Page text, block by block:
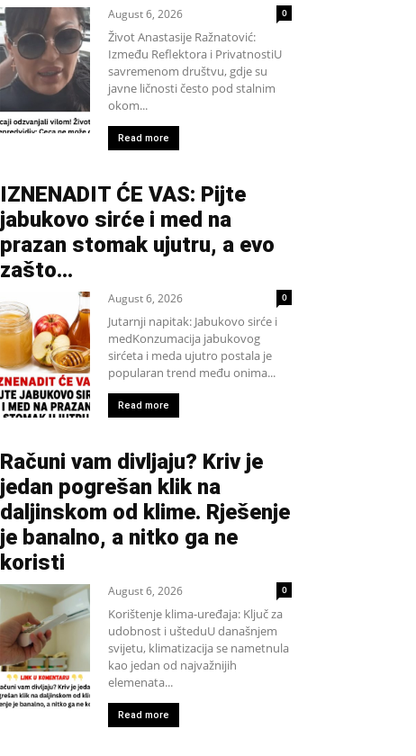
August 6, 2026 0
Život Anastasije Ražnatović:
Između Reflektora i PrivatnostiU
savremenom društvu, gdje su
javne ličnosti često pod stalnim
okom...
Read more
IZNENADIT ĆE VAS: Pijte
jabukovo sirće i med na
prazan stomak ujutru, a evo
zašto…
August 6, 2026 0
Jutarnji napitak: Jabukovo sirće i
medKonzumacija jabukovog
sirćeta i meda ujutro postala je
popularan trend među onima...
Read more
Računi vam divljaju? Kriv je
jedan pogrešan klik na
daljinskom od klime. Rješenje
je banalno, a nitko ga ne
koristi
August 6, 2026 0
Korištenje klima-uređaja: Ključ za
udobnost i ušteduU današnjem
svijetu, klimatizacija se nametnula
kao jedan od najvažnijih
elemenata...
Read more